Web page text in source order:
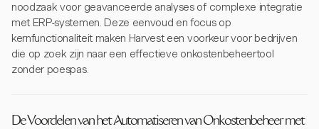
noodzaak voor geavanceerde analyses of complexe integratie
met ERP-systemen. Deze eenvoud en focus op
kernfunctionaliteit maken Harvest een voorkeur voor bedrijven
die op zoek zijn naar een effectieve onkostenbeheertool
zonder poespas.
De Voordelen van het Automatiseren van Onkostenbeheer met